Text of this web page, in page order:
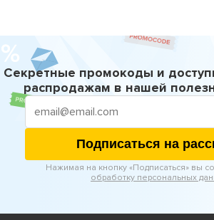
Секретные промокоды и
распродажам в нашей
Подписаться на
Нажимая на кнопку «Подписаться» вы
обработку персональных